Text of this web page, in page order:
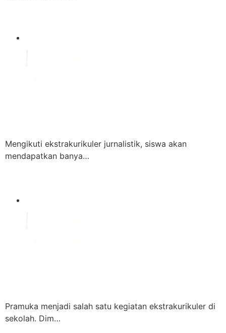
Mengikuti ekstrakurikuler jurnalistik, siswa akan
mendapatkan banya…
Pramuka menjadi salah satu kegiatan ekstrakurikuler di
sekolah. Dim…